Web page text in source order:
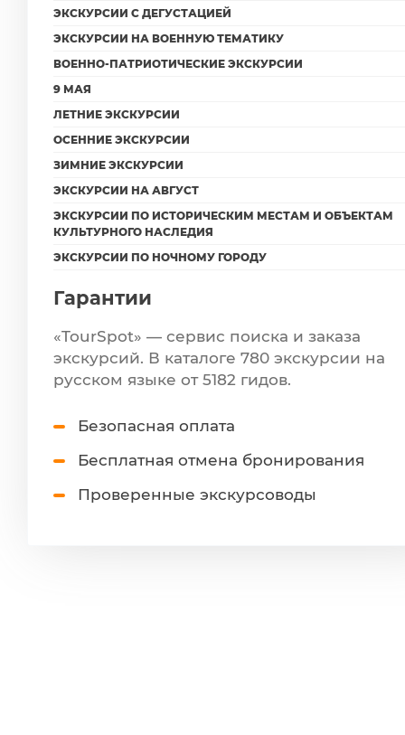
ЭКСКУРСИИ С ДЕГУСТАЦИЕЙ
ЭКСКУРСИИ НА ВОЕННУЮ ТЕМАТИКУ
ВОЕННО-ПАТРИОТИЧЕСКИЕ ЭКСКУРСИИ
9 МАЯ
ЛЕТНИЕ ЭКСКУРСИИ
ОСЕННИЕ ЭКСКУРСИИ
ЗИМНИЕ ЭКСКУРСИИ
ЭКСКУРСИИ НА АВГУСТ
ЭКСКУРСИИ ПО ИСТОРИЧЕСКИМ МЕСТАМ И ОБЪЕКТАМ
КУЛЬТУРНОГО НАСЛЕДИЯ
ЭКСКУРСИИ ПО НОЧНОМУ ГОРОДУ
Гарантии
«TourSpot» — сервис поиска и заказа
экскурсий. В каталоге 780 экскурсии на
русском языке от 5182 гидов.
Безопасная оплата
Бесплатная отмена бронирования
Проверенные экскурсоводы